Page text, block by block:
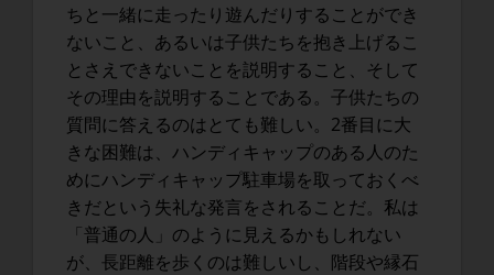
ちと一緒に走ったり遊んだりすることができ
ないこと、あるいは子供たちを抱き上げるこ
とさえできないことを説明すること、そして
その理由を説明することである。子供たちの
質問に答えるのはとても難しい。2番目に大
きな困難は、ハンディキャップのある人のた
めにハンディキャップ駐車場を取っておくべ
きだという失礼な発言をされることだ。私は
「普通の人」のように見えるかもしれない
が、長距離を歩くのは難しいし、階段や縁石